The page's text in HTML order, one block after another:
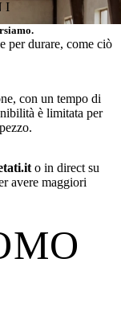
I
per durare, come ciò
con un tempo di
è limitata per
o in direct su
avere maggiori